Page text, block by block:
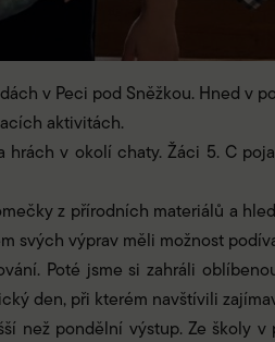
v Peci pod Sněžkou. Hned v
aktivitách.
v okolí chaty. Žáci 5. C
z přírodních materiálů a
svých výprav měli možnost
Poté jsme si zahráli
den, při kterém navštívili
než pondělní výstup. Ze školy v